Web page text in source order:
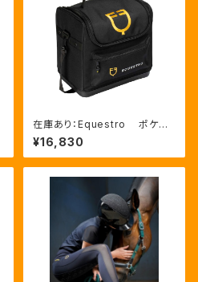
在庫あり：Equestro ポケット
いっぱいグルーミングバッグ（ET
S02013）
¥16,830